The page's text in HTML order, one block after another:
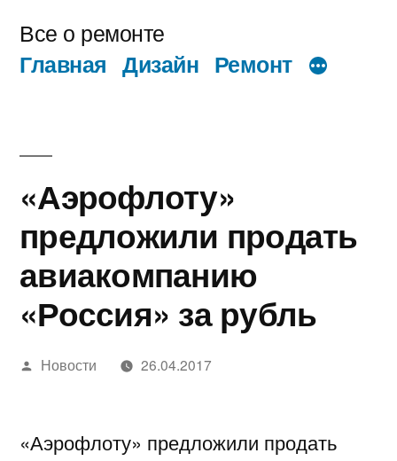
содержимому
Все о ремонте
Главная Дизайн Ремонт
«Аэрофлоту»
предложили продать
авиакомпанию
«Россия» за рубль
Написано
Новости 26.04.2017
«Аэрофлоту» предложили продать